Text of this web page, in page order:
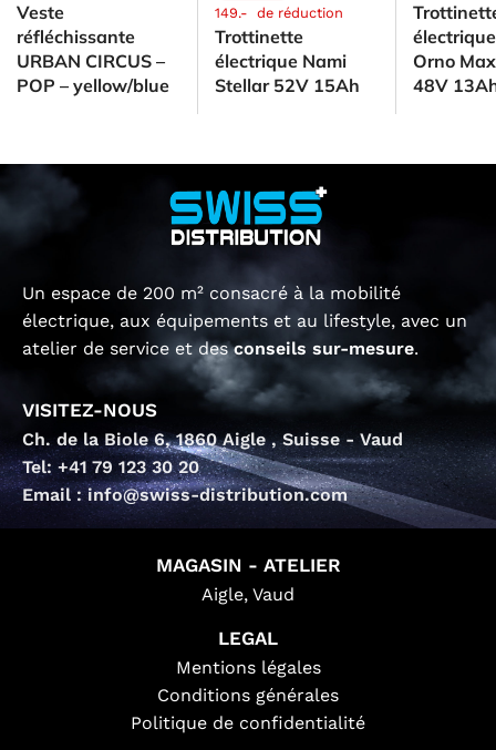
Veste
réfléchissante
URBAN CIRCUS –
POP – yellow/blue
149.- de réduction
Trottinette
électrique Nami
Stellar 52V 15Ah
Orno
48V
Un espace de 200 m² consacré à la mobilité
électrique, aux équipements et au lifestyle, avec un
atelier de service et desconseils sur-mesure.
VISITEZ-NOUS
Ch. de la Biole 6, 1860 Aigle , Suisse - Vaud
Tel: +41 79 123 30 20
Email : info@swiss-distribution.com
MAGASIN - ATELIER
Aigle, Vaud
LEGAL
Mentions légales
Conditions générales
Politique de confidentialité